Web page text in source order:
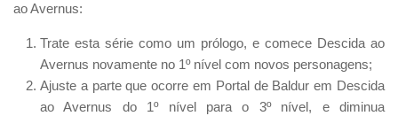
ao Avernus:
Trate esta série como um prólogo, e comece Descida ao
Avernus novamente no 1º nível com novos personagens;
Ajuste a parte que ocorre em Portal de Baldur em Descida
ao Avernus do 1º nível para o 3º nível, e diminua